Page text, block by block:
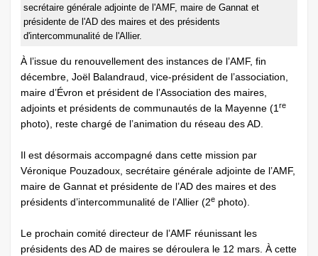
secrétaire générale adjointe de l'AMF, maire de Gannat et
présidente de l'AD des maires et des présidents
d'intercommunalité de l'Allier.
À l’issue du renouvellement des instances de l’AMF, fin
décembre, Joël Balandraud, vice-président de l’association,
maire d’Évron et président de l’Association des maires,
adjoints et présidents de communautés de la Mayenne (1re
photo), reste chargé de l’animation du réseau des AD.
Il est désormais accompagné dans cette mission par
Véronique Pouzadoux, secrétaire générale adjointe de l’AMF,
maire de Gannat et présidente de l’AD des maires et des
présidents d’intercommunalité de l’Allier (2e photo).
Le prochain comité directeur de l’AMF réunissant les
présidents des AD de maires se déroulera le 12 mars. À cette